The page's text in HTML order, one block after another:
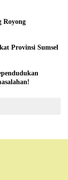
Royong
Provinsi Sumsel